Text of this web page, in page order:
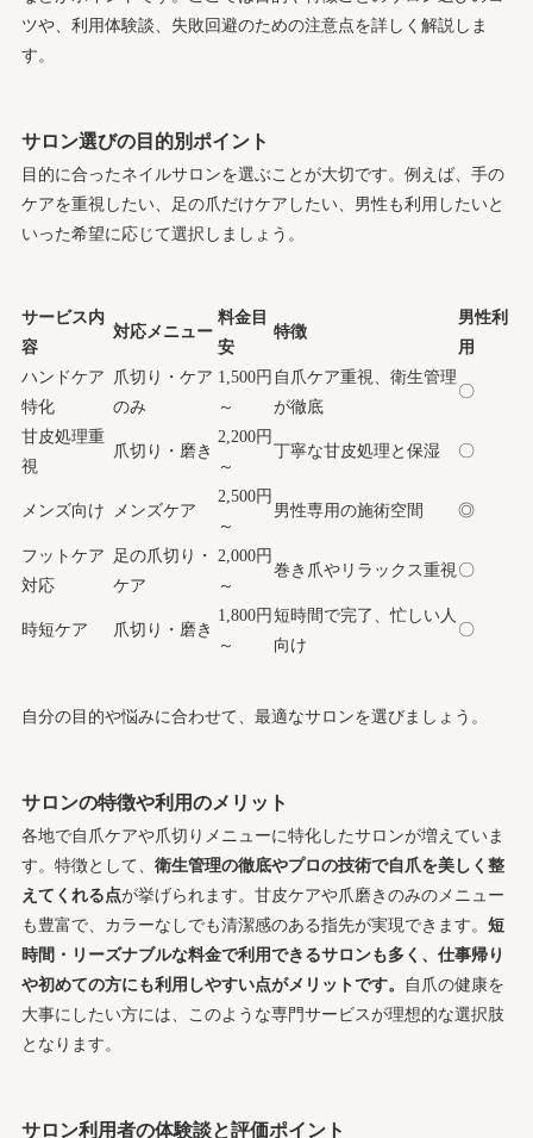
ツや、利用体験談、失敗回避のための注意点を詳しく解説しま
す。
サロン選びの目的別ポイント
目的に合ったネイルサロンを選ぶことが大切です。例えば、手の
ケアを重視したい、足の爪だけケアしたい、男性も利用したいと
いった希望に応じて選択しましょう。
サービス内
容
対応メニュー
料金目
安
特徴
男性利
用
ハンドケア
特化
爪切り・ケア
のみ
1,500円
～
自爪ケア重視、衛生管理
が徹底
〇
甘皮処理重
視
爪切り・磨き
2,200円
～
丁寧な甘皮処理と保湿 〇
メンズ向け メンズケア
2,500円
～
男性専用の施術空間 ◎
フットケア
対応
足の爪切り・
ケア
2,000円
～
巻き爪やリラックス重視〇
時短ケア 爪切り・磨き
1,800円
～
短時間で完了、忙しい人
向け
〇
自分の目的や悩みに合わせて、最適なサロンを選びましょう。
サロンの特徴や利用のメリット
各地で自爪ケアや爪切りメニューに特化したサロンが増えていま
す。特徴として、 衛生管理の徹底やプロの技術で自爪を美しく整
えてくれる点が挙げられます。甘皮ケアや爪磨きのみのメニュー
も豊富で、カラーなしでも清潔感のある指先が実現できます。 短
時間・リーズナブルな料金で利用できるサロンも多く、仕事帰り
や初めての方にも利用しやすい点がメリットです。
自爪の健康を
大事にしたい方には、このような専門サービスが理想的な選択肢
となります。
サロン利用者の体験談と評価ポイント